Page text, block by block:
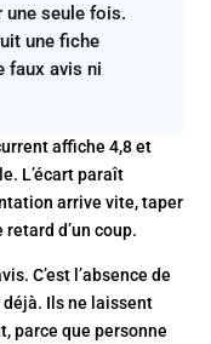
une seule fois.
une fiche
faux avis ni
affiche 4,8 et
L’écart paraît
arrive vite, taper
d’un coup.
C’est l’absence de
Ils ne laissent
parce que personne